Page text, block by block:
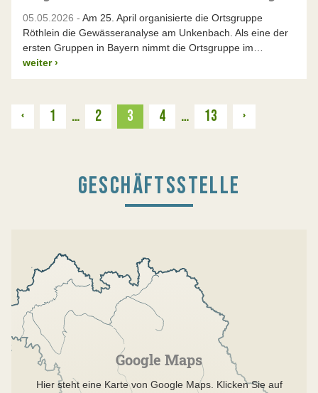
05.05.2026 - Am 25. April organisierte die Ortsgruppe
Röthlein die Gewässeranalyse am Unkenbach. Als eine der
ersten Gruppen in Bayern nimmt die Ortsgruppe im…
weiter ›
Zurück
‹ 1 … 2 3 4 … 13 ›Weiter
GESCHÄFTSSTELLE
Google Maps
Hier steht eine Karte von Google Maps. Klicken Sie auf